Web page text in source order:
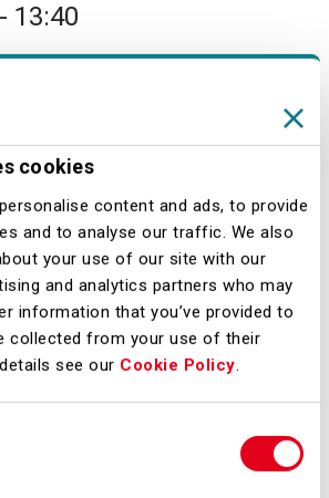
cookies
content and ads, to provide
and to analyse our traffic. We also
your use of our site with our
and analytics partners who may
information that you’ve provided to
collected from your use of their
see our Cookie Policy.
13:40
Aeroportuali SEA
il 24 marzo 2023, ha
approvato il progetto di
i risultati consolidati
e la Dichiarazione
consolidata
2022. Il Consiglio di
Società in data 28